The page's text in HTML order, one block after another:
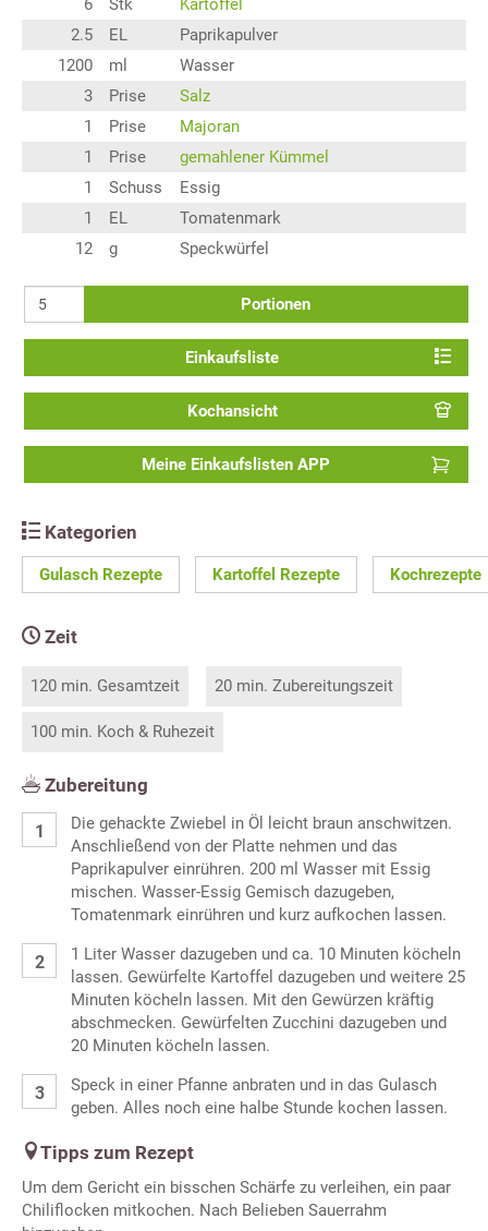
6
Stk
Kartoffel
2.5
EL
Paprikapulver
1200
ml
Wasser
3
Prise
Salz
1
Prise
Majoran
1
Prise
gemahlener Kümmel
1
Schuss
Essig
1
EL
Tomatenmark
12
g Speckwürfel
Portionen
Einkaufsliste
Kochansicht
Meine Einkaufslisten APP
Kategorien
Gulasch Rezepte Kartoffel Rezepte Kochrezepte
Zeit
120 min. Gesamtzeit 20 min. Zubereitungszeit
100 min. Koch & Ruhezeit
Zubereitung
Die gehackte Zwiebel in Öl leicht braun anschwitzen.
Anschließend von der Platte nehmen und das
Paprikapulver einrühren. 200 ml Wasser mit Essig
mischen. Wasser-Essig Gemisch dazugeben,
Tomatenmark einrühren und kurz aufkochen lassen.
1 Liter Wasser dazugeben und ca. 10 Minuten köcheln
lassen. Gewürfelte Kartoffel dazugeben und weitere 25
Minuten köcheln lassen. Mit den Gewürzen kräftig
abschmecken. Gewürfelten Zucchini dazugeben und
20 Minuten köcheln lassen.
Speck in einer Pfanne anbraten und in das Gulasch
geben. Alles noch eine halbe Stunde kochen lassen.
Tipps zum Rezept
Um dem Gericht ein bisschen Schärfe zu verleihen, ein paar
Chiliflocken mitkochen. Nach Belieben Sauerrahm